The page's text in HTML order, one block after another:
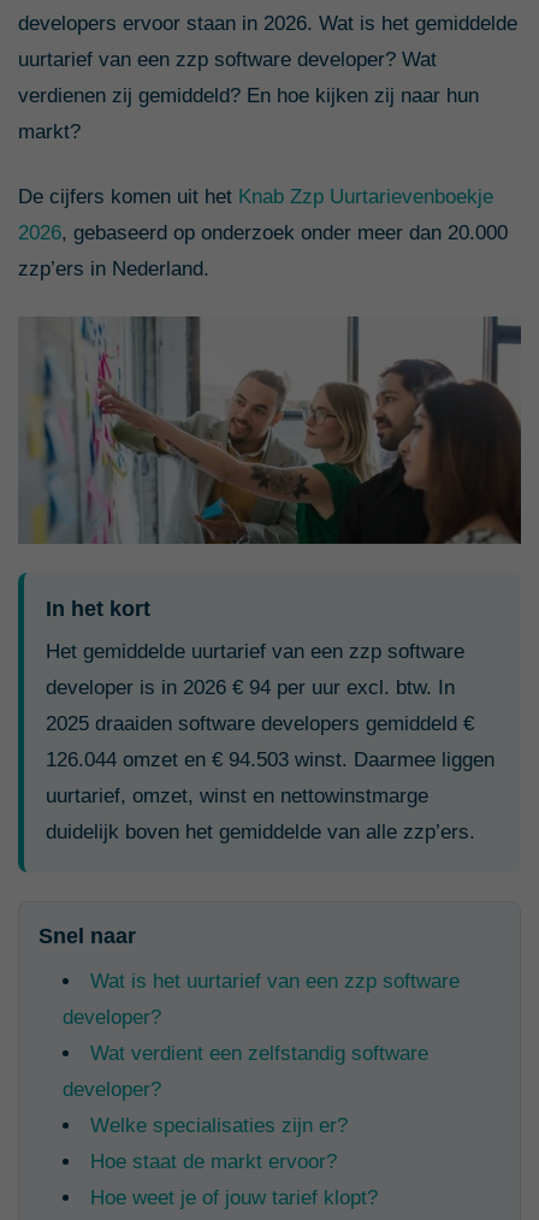
developers ervoor staan in 2026. Wat is het gemiddelde
uurtarief van een zzp software developer? Wat
verdienen zij gemiddeld? En hoe kijken zij naar hun
markt?
De cijfers komen uit het Knab Zzp Uurtarievenboekje
2026, gebaseerd op onderzoek onder meer dan 20.000
zzp’ers in Nederland.
In het kort
Het gemiddelde uurtarief van een zzp software
developer is in 2026 € 94 per uur excl. btw. In
2025 draaiden software developers gemiddeld €
126.044 omzet en € 94.503 winst. Daarmee liggen
uurtarief, omzet, winst en nettowinstmarge
duidelijk boven het gemiddelde van alle zzp’ers.
Snel naar
Wat is het uurtarief van een zzp software
developer?
Wat verdient een zelfstandig software
developer?
Welke specialisaties zijn er?
Hoe staat de markt ervoor?
Hoe weet je of jouw tarief klopt?